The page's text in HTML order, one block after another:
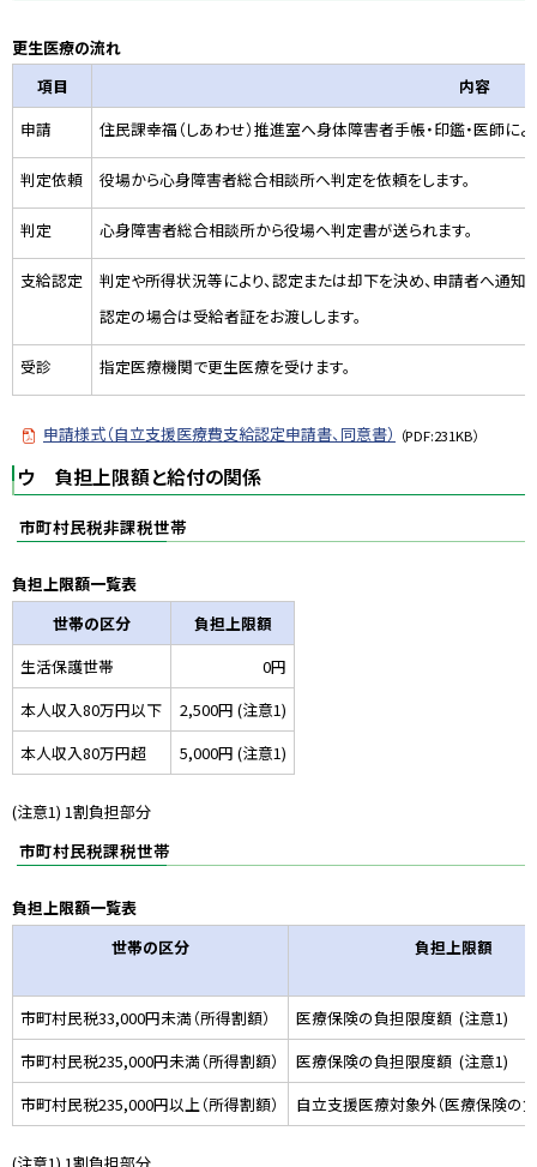
更生医療の流れ
項目
内容
申請
住民課幸福（しあわせ）推進室へ身体障害者手帳・印鑑・医師に
判定依頼 役場から心身障害者総合相談所へ判定を依頼をします。
判定 心身障害者総合相談所から役場へ判定書が送られます。
支給認定
判定や所得状況等により、認定または却下を決め、申請者へ通知
認定の場合は受給者証をお渡しします。
受診 指定医療機関で更生医療を受けます。
申請様式（自立支援医療費支給認定申請書、同意書） （PDF:231KB）
ウ 負担上限額と給付の関係
市町村民税非課税世帯
負担上限額一覧表
世帯の区分
負担上限額
生活保護世帯
0円
本人収入80万円以下
2,500円 (注意1)
本人収入80万円超
5,000円 (注意1)
(注意1) 1割負担部分
市町村民税課税世帯
負担上限額一覧表
世帯の区分
負担上限額
市町村民税33,000円未満（所得割額）
医療保険の負担限度額 (注意1)
市町村民税235,000円未満（所得割額）
医療保険の負担限度額 (注意1)
市町村民税235,000円以上（所得割額）
自立支援医療対象外（医療保険の